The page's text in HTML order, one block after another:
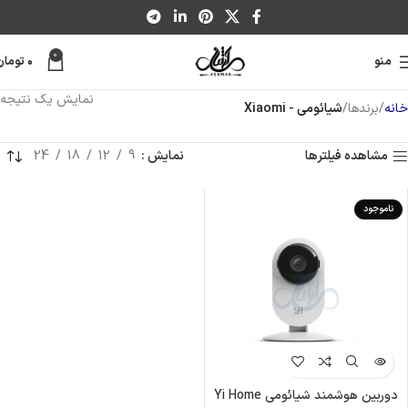
منو 0 ۰
خانه برندها شیائومی - Xiaomi نمایش یک نتیجه
مشاهده فیلترها نمایش 9
12
18
24
ناموجود
دوربین هوشمند شیائومی Yi Home